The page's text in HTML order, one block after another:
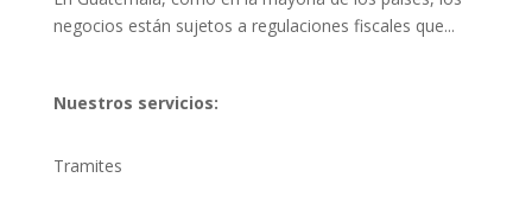
negocios están sujetos a regulaciones fiscales que...
Nuestros servicios:
Tramites